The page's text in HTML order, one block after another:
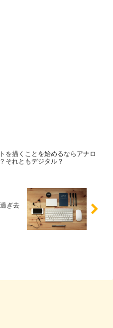
を描くことを始めるならアナロ
それともデジタル？
ぎ去